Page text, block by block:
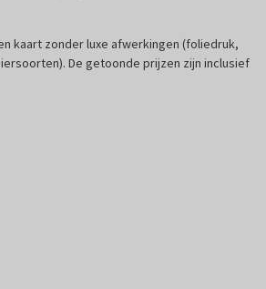
kaart zonder luxe afwerkingen (foliedruk,
De getoonde prijzen zijn inclusief